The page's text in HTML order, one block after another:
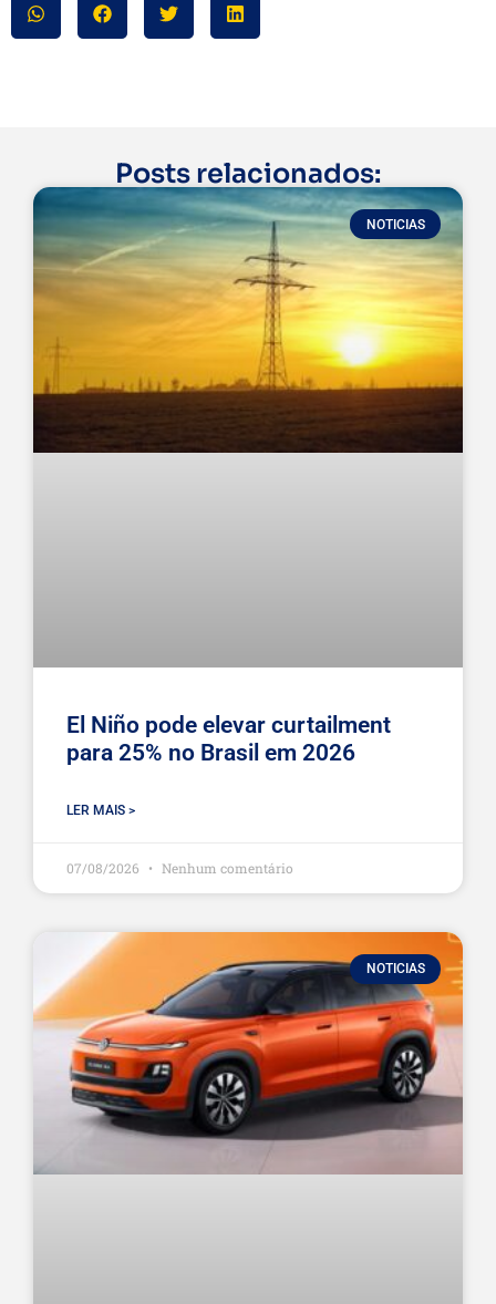
Posts relacionados:
NOTICIAS
El Niño pode elevar curtailment
para 25% no Brasil em 2026
LER MAIS >
07/08/2026 Nenhum comentário
NOTICIAS